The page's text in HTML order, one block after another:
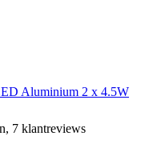
Aluminium 2 x 4.5W
7 klantreviews